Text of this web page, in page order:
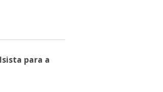
para a